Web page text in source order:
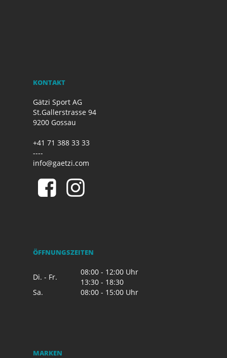
KONTAKT
Gätzi Sport AG
St.Gallerstrasse 94
9200 Gossau
+41 71 388 33 33
----
info@gaetzi.com
ÖFFNUNGSZEITEN
Di. - Fr.
08:00 - 12:00 Uhr
13:30 - 18:30
Sa.
08:00 - 15:00 Uhr
MARKEN